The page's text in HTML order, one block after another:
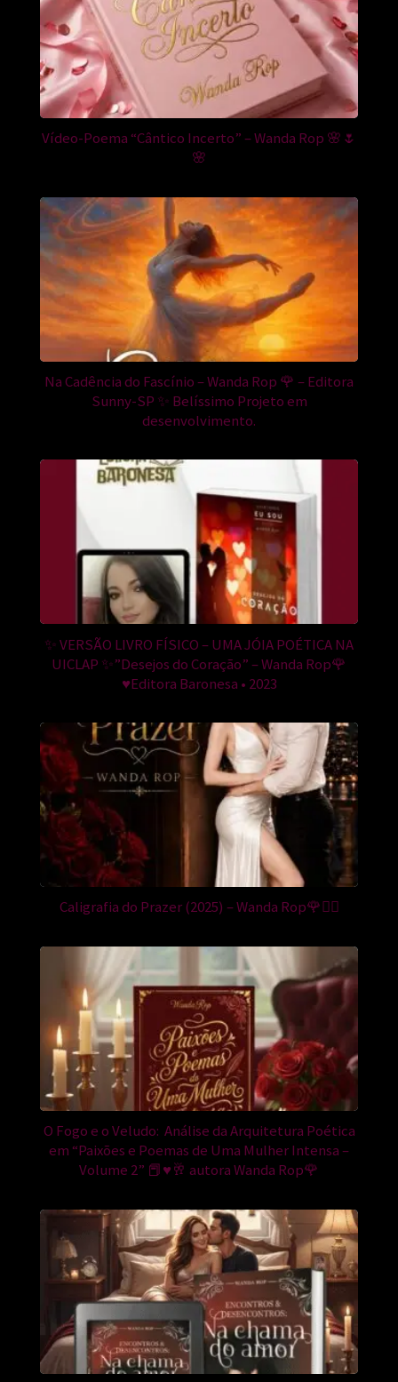
Vídeo-Poema “Cântico Incerto” – Wanda Rop 🌸🌷
🌸
Na Cadência do Fascínio – Wanda Rop 🌹 – Editora
Sunny-SP ✨ Belíssimo Projeto em
desenvolvimento.
✨ VERSÃO LIVRO FÍSICO – UMA JÓIA POÉTICA NA
UICLAP ✨”Desejos do Coração” – Wanda Rop🌹
♥️Editora Baronesa • 2023
Caligrafia do Prazer (2025) – Wanda Rop🌹❤️‍🔥
O Fogo e o Veludo: Análise da Arquitetura Poética
em “Paixões e Poemas de Uma Mulher Intensa –
Volume 2” 📕♥️🥂 autora Wanda Rop🌹